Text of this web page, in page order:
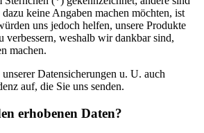
keine Angaben machen möchten, ist
uns jedoch helfen, unsere Produkte
verbessern, weshalb wir dankbar sind,
machen.
Datensicherungen u. U. auch
auf, die Sie uns senden.
erhobenen Daten?